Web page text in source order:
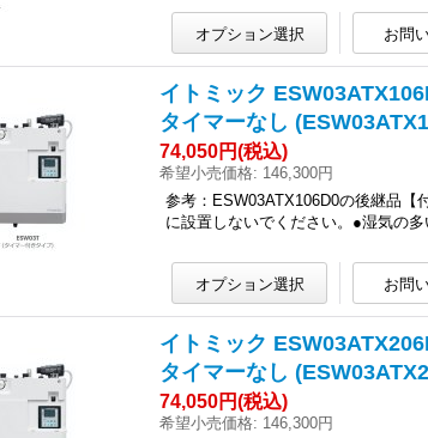
イトミック
タイマーなし
74,050円(税込)
希望小売価格: 146,300円
参考：ESW03ATX106D0の後継品【
に設置しないでください。●湿気の
イトミック
タイマーなし
74,050円(税込)
希望小売価格: 146,300円